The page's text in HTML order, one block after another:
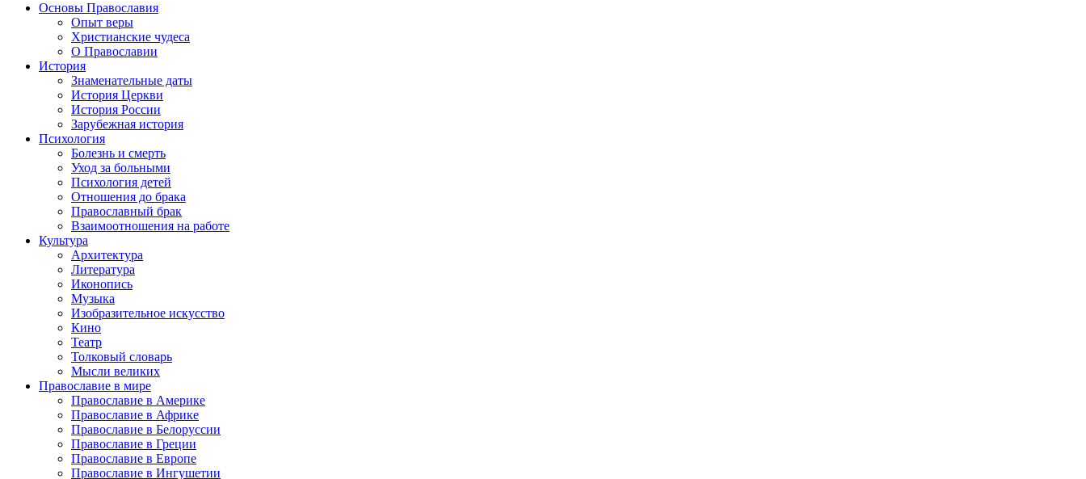
Основы Православия
Опыт веры
Христианские чудеса
О Православии
История
Знаменательные даты
История Церкви
История России
Зарубежная история
Психология
Болезнь и смерть
Уход за больными
Психология детей
Отношения до брака
Православный брак
Взаимоотношения на работе
Культура
Архитектура
Литература
Иконопись
Музыка
Изобразительное искусство
Кино
Театр
Толковый словарь
Мысли великих
Православие в мире
Православие в Америке
Православие в Африке
Православие в Белоруссии
Православие в Греции
Православие в Европе
Православие в Ингушетии